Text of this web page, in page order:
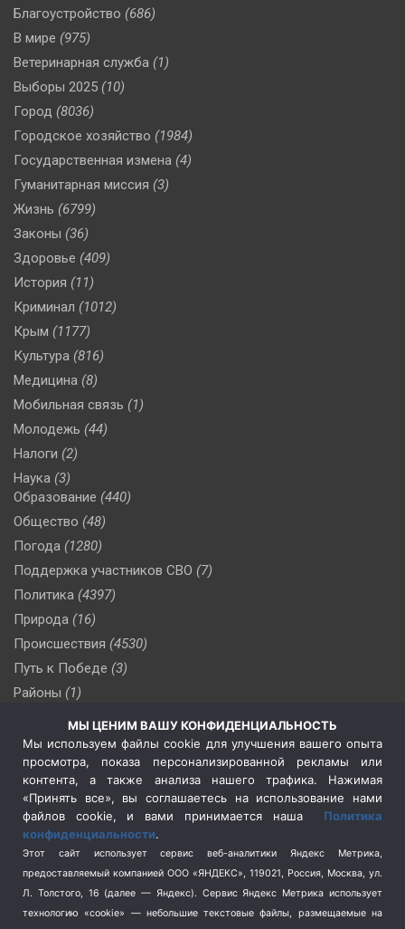
Благоустройство (686)
В мире (975)
Ветеринарная служба (1)
Выборы 2025 (10)
Город (8036)
Городское хозяйство (1984)
Государственная измена (4)
Гуманитарная миссия (3)
Жизнь (6799)
Законы (36)
Здоровье (409)
История (11)
Криминал (1012)
Крым (1177)
Культура (816)
Медицина (8)
Мобильная связь (1)
Молодежь (44)
Налоги (2)
Наука (3)
Образование (440)
Общество (48)
Погода (1280)
Поддержка участников СВО (7)
Политика (4397)
Природа (16)
Происшествия (4530)
Путь к Победе (3)
Районы (1)
(510)
Сельское хозяйство (3)
Социальная политика
(3)
Спецоперация в Украине
Спецоперация на Украине
(404)
Спорт (740)
Терроризм (1)
Транспорт (262)
МЫ ЦЕНИМ ВАШУ КОНФИДЕНЦИАЛЬНОСТЬ
Мы используем файлы cookie для улучшения вашего опыта
просмотра, показа персонализированной рекламы или
контента, а также анализа нашего трафика. Нажимая
«Принять все», вы соглашаетесь на использование нами
файлов cookie, и вами принимается наша Политика
конфиденциальности.
Этот сайт использует сервис веб-аналитики Яндекс Метрика,
предоставляемый компанией ООО «ЯНДЕКС», 119021, Россия, Москва, ул.
Л. Толстого, 16 (далее — Яндекс). Сервис Яндекс Метрика использует
технологию «cookie» — небольшие текстовые файлы, размещаемые на